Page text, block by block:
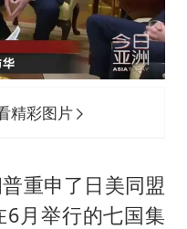
精彩图片
重申了日美同盟
月举行的七国集